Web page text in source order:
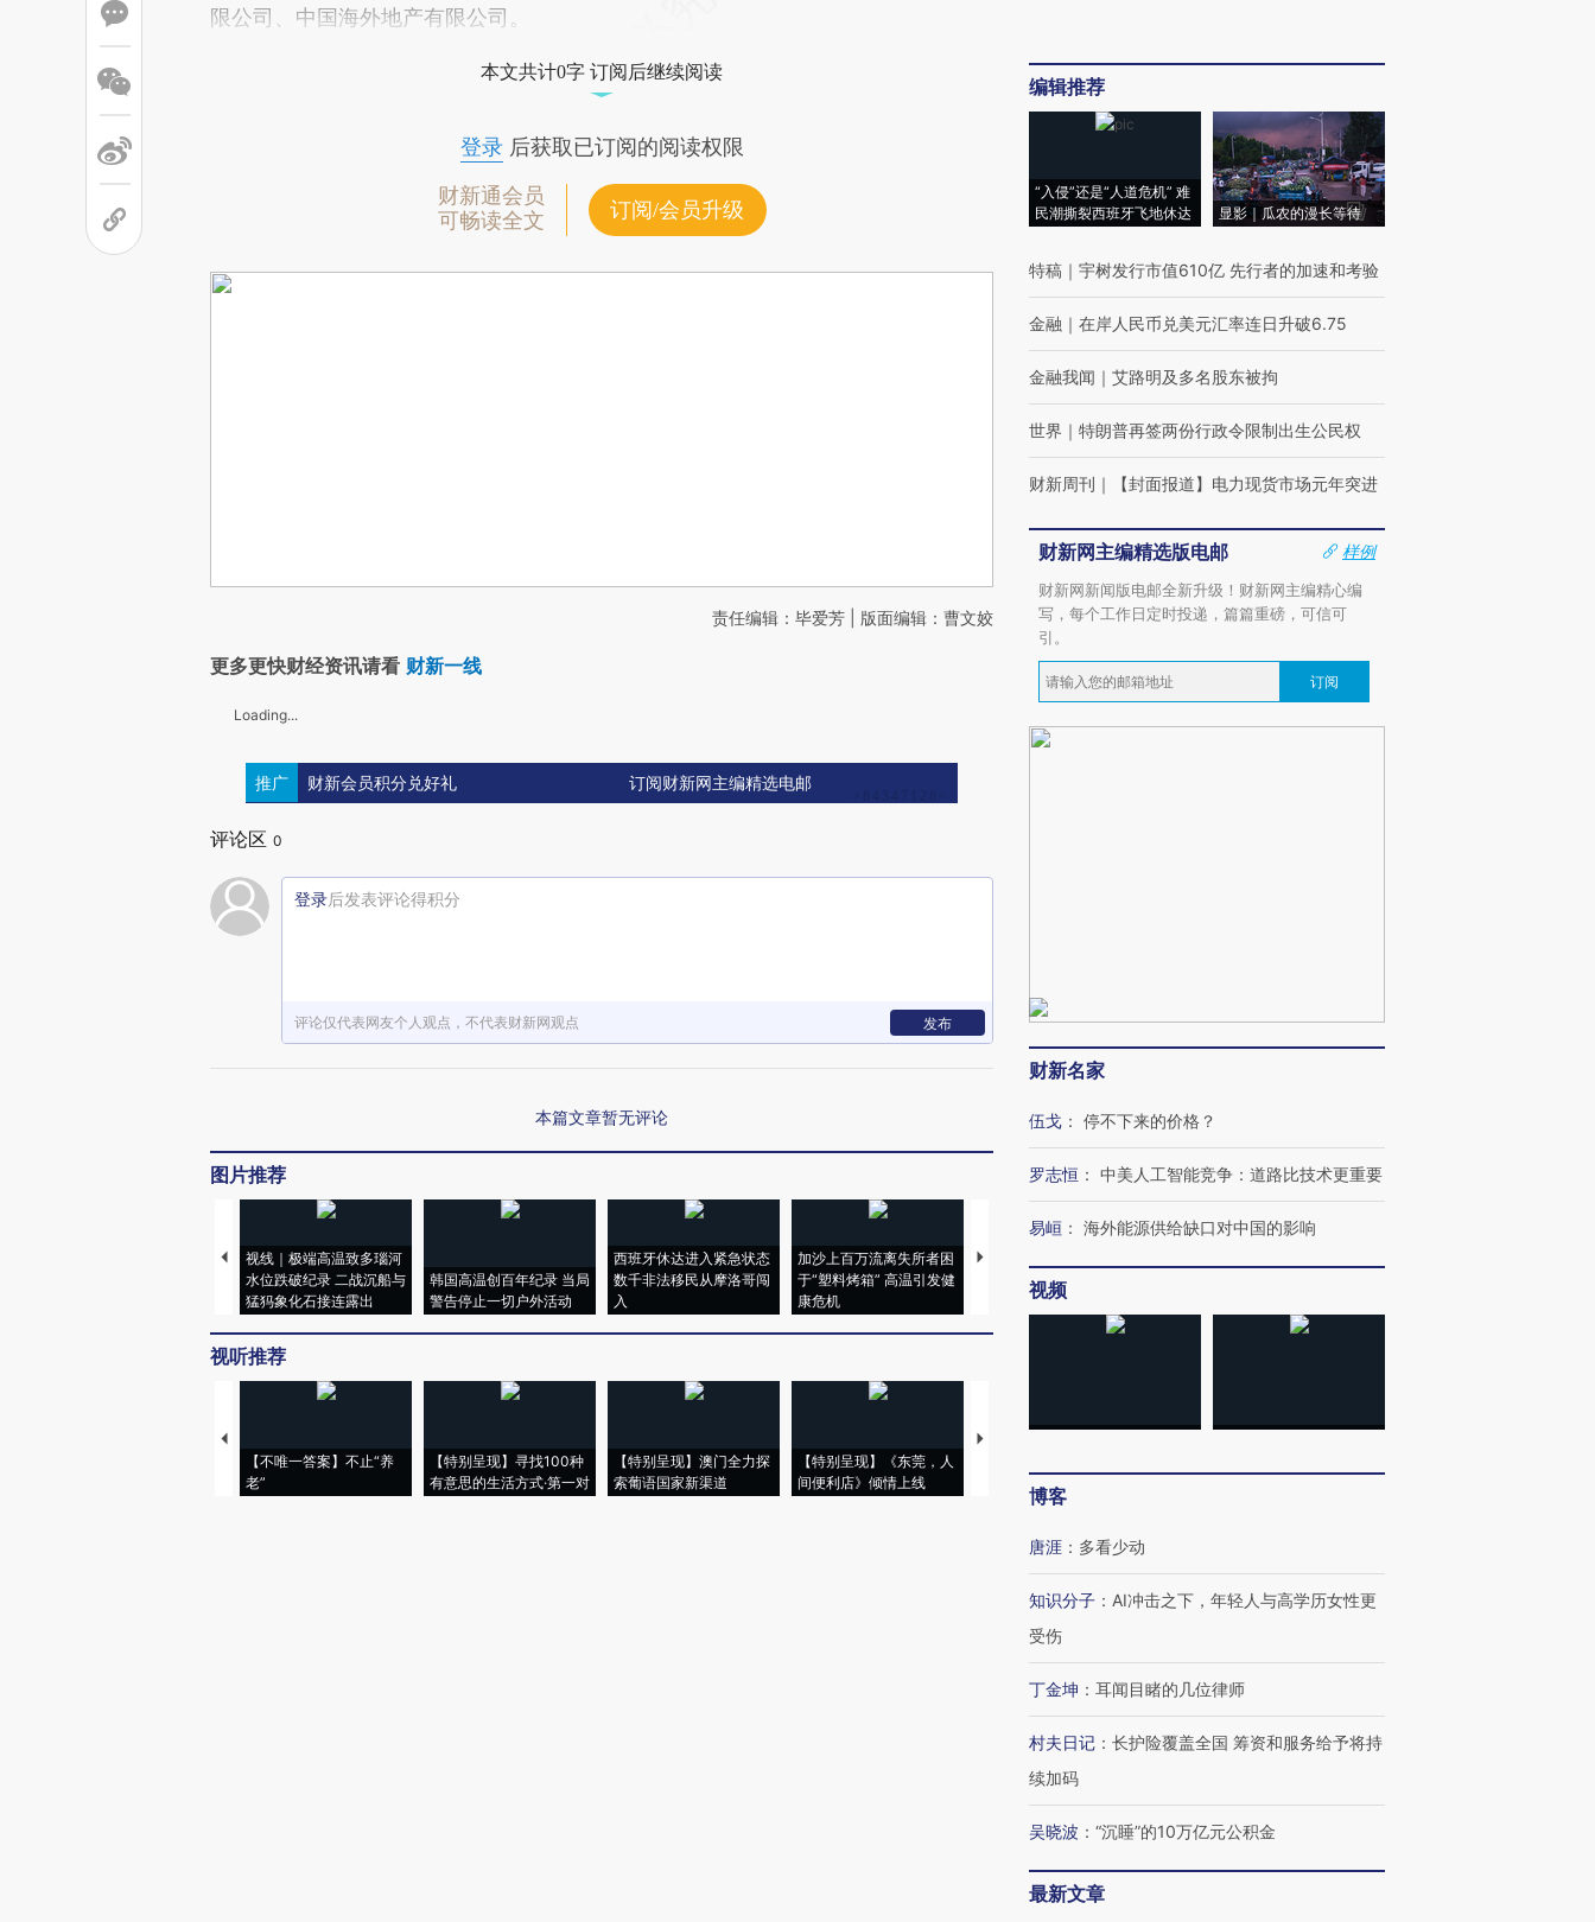
限公司、中国海外地产有限公司。
本文共计0字 订阅后继续阅读
登录后获取已订阅的阅读权限
财新通会员
可畅读全文
订阅/会员升级
责任编辑：毕爱芳 | 版面编辑：曹文姣
更多更快财经资讯请看 财新一线
Loading...
推广 财新会员积分兑好礼 订阅财新网主编精选电邮
评论区 0
登录后发表评论得积分
评论仅代表网友个人观点，不代表财新网观点 发布
本篇文章暂无评论
图片推荐
视线｜极端高温致多瑙河
水位跌破纪录 二战沉船与
猛犸象化石接连露出
韩国高温创百年纪录 当局
警告停止一切户外活动
西班牙休达进入紧急状态
数千非法移民从摩洛哥闯
入
加沙上百万流离失所者困
于“塑料烤箱” 高温引发健
康危机
视线｜HYROX的吸金
术：是什么让中产们甘
心“花钱找虐”？
视听推荐
【不唯一答案】不止“养
老”
【特别呈现】寻找100种
有意思的生活方式·第一对
【特别呈现】澳门全力探
索葡语国家新渠道
【特别呈现】《东莞，人
间便利店》倾情上线
【推广】走进第四届链博
编辑推荐
“入侵”还是“人道危机” 难
民潮撕裂西班牙飞地休达
显影｜瓜农的漫长等待
特稿 ｜ 宇树发行市值610亿 先行者的加速和考验
金融 ｜ 在岸人民币兑美元汇率连日升破6.75
金融我闻 ｜ 艾路明及多名股东被拘
世界 ｜ 特朗普再签两份行政令限制出生公民权
财新周刊 ｜ 【封面报道】电力现货市场元年突进
财新网主编精选版电邮
样例
财新网新闻版电邮全新升级！财新网主编精心编
写，每个工作日定时投递，篇篇重磅，可信可
引。
订阅
财新名家
伍戈 ： 停不下来的价格？
罗志恒 ： 中美人工智能竞争：道路比技术更重要
易峘 ： 海外能源供给缺口对中国的影响
视频
博客
唐涯 ： 多看少动
知识分子 ： AI冲击之下，年轻人与高学历女性更
受伤
丁金坤 ： 耳闻目睹的几位律师
村夫日记 ： 长护险覆盖全国 筹资和服务给予将持
续加码
吴晓波 ： “沉睡”的10万亿元公积金
最新文章